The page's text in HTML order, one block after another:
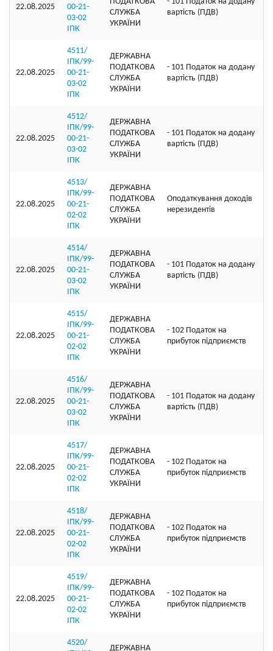
22.08.2025
00-21-
03-02
ІПК
СЛУЖБА
УКРАЇНИ
вартість (ПДВ)
22.08.2025
4511/
ІПК/99-
00-21-
03-02
ІПК
ДЕРЖАВНА
ПОДАТКОВА
СЛУЖБА
УКРАЇНИ
- 101 Податок на додану
вартість (ПДВ)
22.08.2025
4512/
ІПК/99-
00-21-
03-02
ІПК
ДЕРЖАВНА
ПОДАТКОВА
СЛУЖБА
УКРАЇНИ
- 101 Податок на додану
вартість (ПДВ)
22.08.2025
4513/
ІПК/99-
00-21-
02-02
ІПК
ДЕРЖАВНА
ПОДАТКОВА
СЛУЖБА
УКРАЇНИ
Оподаткування доходів
нерезидентів
22.08.2025
4514/
ІПК/99-
00-21-
03-02
ІПК
ДЕРЖАВНА
ПОДАТКОВА
СЛУЖБА
УКРАЇНИ
- 101 Податок на додану
вартість (ПДВ)
22.08.2025
4515/
ІПК/99-
00-21-
02-02
ІПК
ДЕРЖАВНА
ПОДАТКОВА
СЛУЖБА
УКРАЇНИ
- 102 Податок на
прибуток підприємств
22.08.2025
4516/
ІПК/99-
00-21-
03-02
ІПК
ДЕРЖАВНА
ПОДАТКОВА
СЛУЖБА
УКРАЇНИ
- 101 Податок на додану
вартість (ПДВ)
22.08.2025
4517/
ІПК/99-
00-21-
02-02
ІПК
ДЕРЖАВНА
ПОДАТКОВА
СЛУЖБА
УКРАЇНИ
- 102 Податок на
прибуток підприємств
22.08.2025
4518/
ІПК/99-
00-21-
02-02
ІПК
ДЕРЖАВНА
ПОДАТКОВА
СЛУЖБА
УКРАЇНИ
- 102 Податок на
прибуток підприємств
22.08.2025
4519/
ІПК/99-
00-21-
02-02
ІПК
ДЕРЖАВНА
ПОДАТКОВА
СЛУЖБА
УКРАЇНИ
- 102 Податок на
прибуток підприємств
4520/
ДЕРЖАВНА